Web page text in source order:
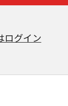
ログイン